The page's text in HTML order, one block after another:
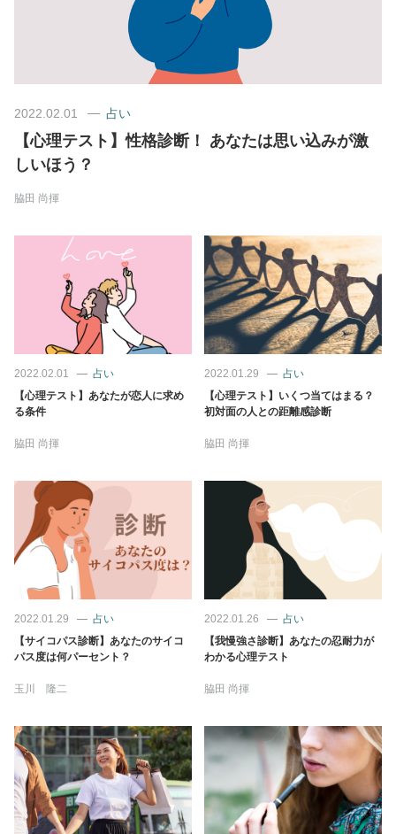
ワークスタイル
ココロ/カラダ
トラベル
カルチャー/エンタメ
2022.02.01 占い
【心理テスト】性格診断！ あなたは思い込みが激
しいほう？
脇田 尚揮
2022.02.01
占い
【心理テスト】あなたが恋人に求め
る条件
脇田 尚揮
2022.01.29
占い
【心理テスト】いくつ当てはまる？
初対面の人との距離感診断
脇田 尚揮
2022.01.29
占い
【サイコパス診断】あなたのサイコ
パス度は何パーセント？
玉川 隆二
2022.01.26
占い
【我慢強さ診断】あなたの忍耐力が
わかる心理テスト
脇田 尚揮